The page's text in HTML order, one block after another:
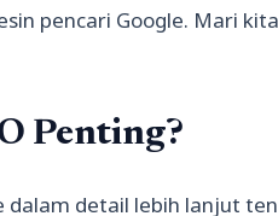
pencari Google. Mari
Penting?
dalam detail lebih lanjut